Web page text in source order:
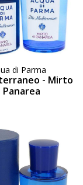
di Parma
- Mirto
Panarea